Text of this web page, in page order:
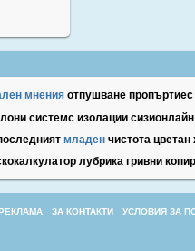
мнения отпушване пропъртиес
системс изолации сизионлайн
младен чистота цветан
лубрика гривни
ЗА КОНТАКТИ УСЛОВИЯ ЗА